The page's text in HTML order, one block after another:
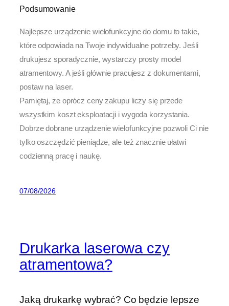
Podsumowanie
Najlepsze urządzenie wielofunkcyjne do domu to takie,
które odpowiada na Twoje indywidualne potrzeby. Jeśli
drukujesz sporadycznie, wystarczy prosty model
atramentowy. A jeśli głównie pracujesz z dokumentami,
postaw na laser.
Pamiętaj, że oprócz ceny zakupu liczy się przede
wszystkim koszt eksploatacji i wygoda korzystania.
Dobrze dobrane urządzenie wielofunkcyjne pozwoli Ci nie
tylko oszczędzić pieniądze, ale też znacznie ułatwi
codzienną pracę i naukę.
07/08/2026
Drukarka laserowa czy
atramentowa?
Jaką drukarkę wybrać? Co będzie lepsze